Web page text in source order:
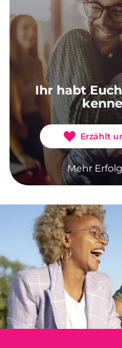
Ihr habt
Erzählt
Mehr